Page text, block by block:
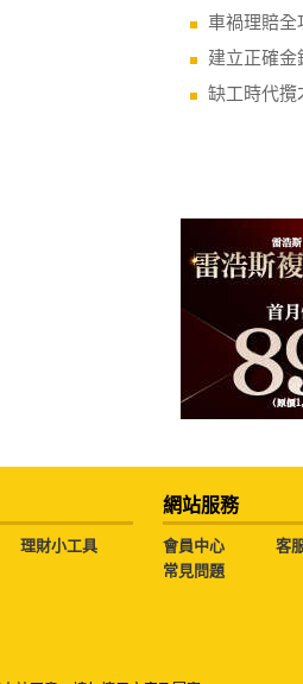
車禍理賠全
建立正確金
缺工時代攬
理財小工具
網站服務
會員中心
客
常見問題